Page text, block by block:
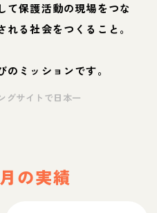
て保護活動の現場をつな
る社会をつくること。
ミッションです。
グサイトで日本一
の実績